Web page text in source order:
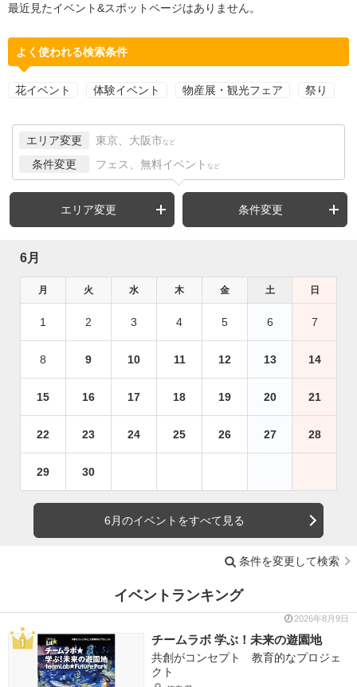
最近見たイベント&スポットページはありません。
よく使われる検索条件
花イベント 体験イベント 物産展・観光フェア 祭り
エリア変更 東京、大阪市 など
条件変更 フェス、無料イベント など
エリア変更 条件変更
6月
月 火 水 木 金 土 日
1 2 3 4 5 6 7
8 9 10 11 12 13 14
15 16 17 18 19 20 21
22 23 24 25 26 27 28
29 30
6月のイベントをすべて見る
条件を変更して検索
イベントランキング
2026年8月9日
チームラボ 学ぶ！未来の遊園地
共創がコンセプト 教育的なプロジェ
クト